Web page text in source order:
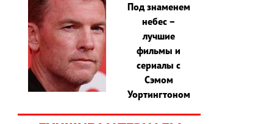
Под знаменем
небес –
лучшие
фильмы и
сериалы с
Сэмом
Уортингтоном